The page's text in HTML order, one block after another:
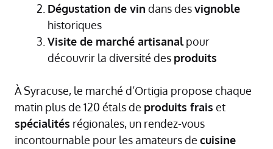
Dégustation de vin dans desvignoble
historiques
Visite de marché artisanalpour
découvrir la diversité des produits
À Syracuse, le marché d’Ortigia propose chaque
matin plus de 120 étals de produits frais et
spécialités régionales, un rendez-vous
incontournable pour les amateurs de cuisine